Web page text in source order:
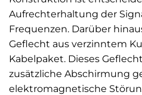
Aufrechterhaltung der
Frequenzen. Darüber
Geflecht aus verzinntem
Kabelpaket. Dieses
zusätzliche Abschirmung
elektromagnetische